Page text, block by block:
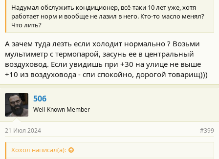
него "выпаривается" фреон и поднимает давление.
5. Заправка. Большинство аппаратов сами знают сколько чего
заправить, но так как большинство мастеров даже пункт №1 не
могут исполнить грамотно - количество оставшегося в системе
масла им неизвестно, и им приходится принимать стандартное
решение их тупых предшественников, поэтому принимается
решение "масла сколько высосали столько и загоним заново,
ПЛЮС 10-20 ГРАММ".
По принципу "20 грамм исправную систему не испортит, а вот
не дать ей умереть вполне могут помочь".
"Заправку по стёклышку" уже вроде никто нигде не
производит, это для дедушек с весами.
Никаких "УФ-присадок" в систему добавлять не надо - этот
традиционный дебилизм нужен только когда фреон весьма
быстро (месяц-полгода) уходит, а "счётчика Гейгера" у мастера
нет, а понять куда уходит фреон - надо.
и
:
Надумал обслужить кондиционер, всё-таки 10 лет уже, хотя
работает норм и вообще не лазил в него. Кто-то масло менял?
Что лить?
А зачем туда лезть если холодит нормально ? Возьми
мультиметр с термопарой, засунь ее в центральный
воздуховод. Если увидишь при +30 на улице не выше
+10 из воздуховода - спи спокойно, дорогой товарищ)))
506
Well-Known Member
21 Июл 2024 #399
Хохол написал(а):